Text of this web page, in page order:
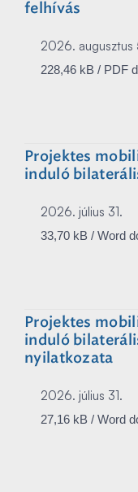
felhívás
2026. augusztus
228,46 kB / PDF
Projektes
induló
2026. július 31.
33,70 kB / Word
Projektes
induló
nyilatkozata
2026. július 31.
27,16 kB / Word